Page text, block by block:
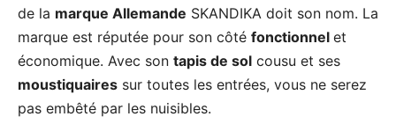
de la marque Allemande SKANDIKA doit son nom. La
marque est réputée pour son côté fonctionnel et
économique. Avec son tapis de sol cousu et ses
moustiquaires sur toutes les entrées, vous ne serez
pas embêté par les nuisibles.